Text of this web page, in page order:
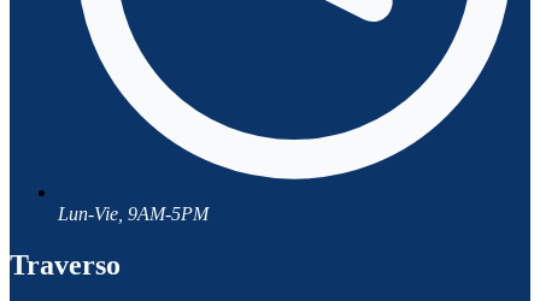
Lun-Vie, 9AM-5PM
Traverso